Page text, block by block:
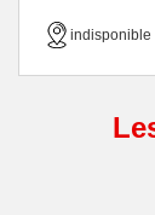
indisponible